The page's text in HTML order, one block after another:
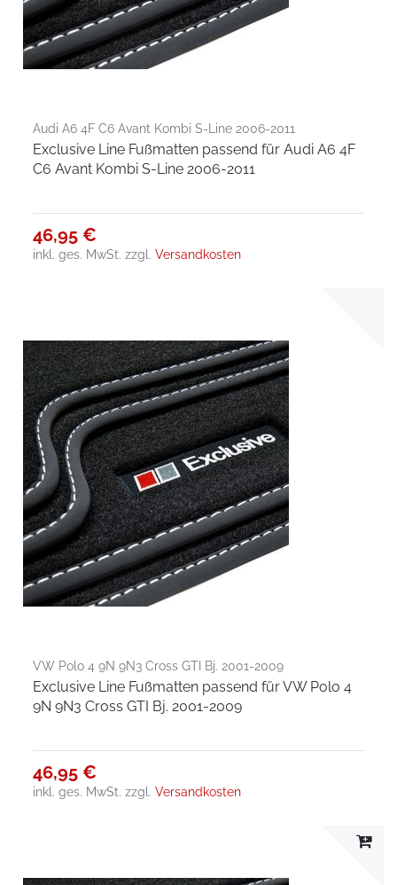
Audi A6 4F C6 Avant Kombi S-Line 2006-2011
Exclusive Line Fußmatten passend für Audi A6 4F
C6 Avant Kombi S-Line 2006-2011
46,95 €
inkl. ges. MwSt. zzgl.Versandkosten
VW Polo 4 9N 9N3 Cross GTI Bj. 2001-2009
Exclusive Line Fußmatten passend für VW Polo 4
9N 9N3 Cross GTI Bj. 2001-2009
46,95 €
inkl. ges. MwSt. zzgl.Versandkosten